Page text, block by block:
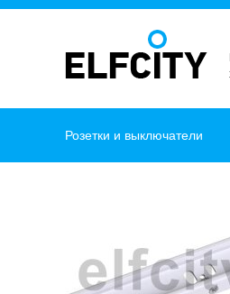
Розетки и выключатели